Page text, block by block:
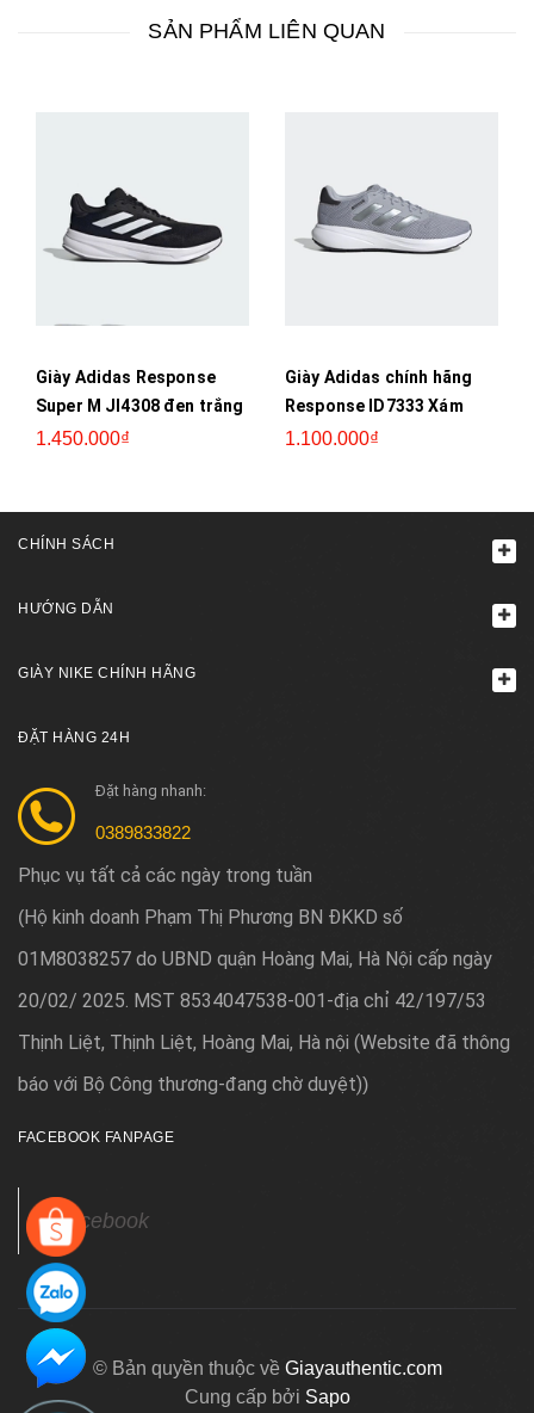
SẢN PHẨM LIÊN QUAN
Giày Adidas Response
Super M JI4308 đen trắng
1.450.000₫
Giày Adidas chính hãng
Response ID7333 Xám
1.100.000₫
CHÍNH SÁCH
HƯỚNG DẪN
GIÀY NIKE CHÍNH HÃNG
ĐẶT HÀNG 24H
Đặt hàng nhanh:
0389833822
Phục vụ tất cả các ngày trong tuần
(Hộ kinh doanh Phạm Thị Phương BN ĐKKD số
01M8038257 do UBND quận Hoàng Mai, Hà Nội cấp ngày
20/02/ 2025. MST 8534047538-001-địa chỉ 42/197/53
Thịnh Liệt, Thịnh Liệt, Hoàng Mai, Hà nội (Website đã thông
báo với Bộ Công thương-đang chờ duyệt))
FACEBOOK FANPAGE
Facebook
© Bản quyền thuộc về Giayauthentic.com
Cung cấp bởi Sapo